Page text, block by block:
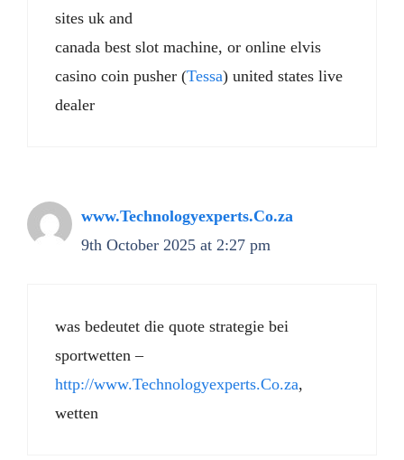
sites uk and
canada best slot machine, or online elvis
casino coin pusher (Tessa) united states live
dealer
www.Technologyexperts.Co.za
9th October 2025 at 2:27 pm
was bedeutet die quote strategie bei
sportwetten –
http://www.Technologyexperts.Co.za,
wetten